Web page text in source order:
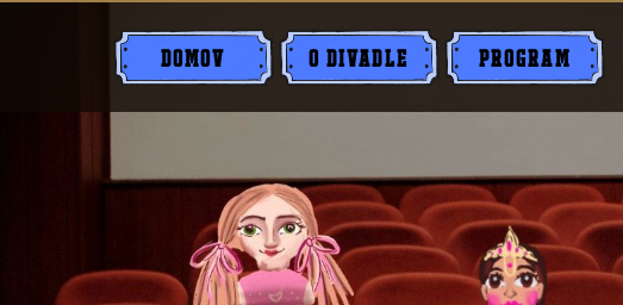
DOMOV O DIVADLE PROGRAM